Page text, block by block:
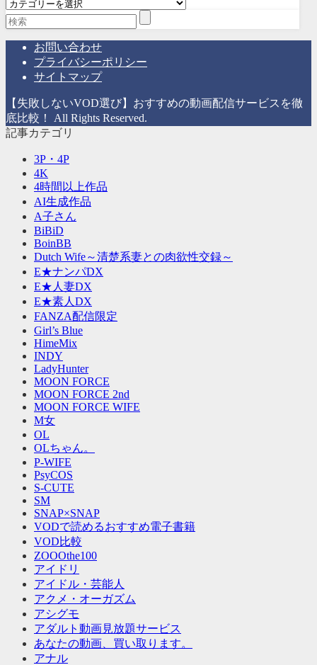
テ
ゴ
お問い合わせ
プライバシーポリシー
サイトマップ
【失敗しないVOD選び】おすすめの動画配信サービスを徹
底比較！ All Rights Reserved.
記事カテゴリ
3P・4P
4K
4時間以上作品
AI生成作品
A子さん
BiBiD
BoinBB
Dutch Wife～清楚系妻との肉欲性交録～
E★ナンパDX
E★人妻DX
E★素人DX
FANZA配信限定
Girl’s Blue
HimeMix
INDY
LadyHunter
MOON FORCE
MOON FORCE 2nd
MOON FORCE WIFE
M女
OL
OLちゃん。
P-WIFE
PsyCOS
S-CUTE
SM
SNAP×SNAP
VODで読めるおすすめ電子書籍
VOD比較
ZOOOthe100
アイドリ
アイドル・芸能人
アクメ・オーガズム
アシグモ
アダルト動画見放題サービス
あなたの動画、買い取ります。
アナル